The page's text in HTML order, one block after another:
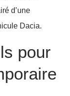
d’une
Dacia.
pour